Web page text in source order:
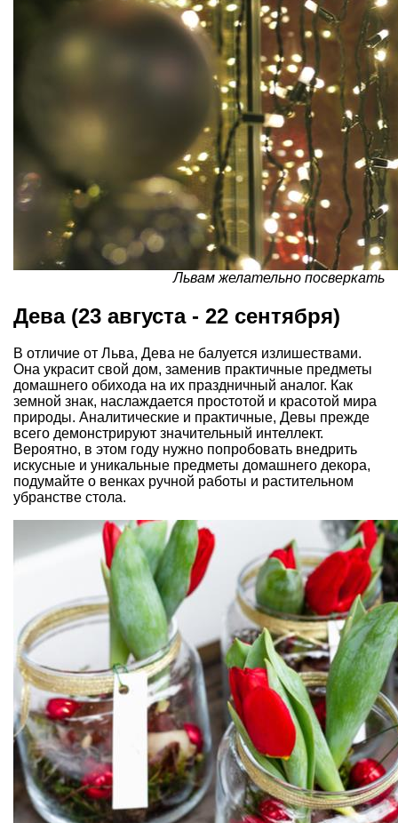
Львам желательно посверкать
Дева (23 августа - 22 сентября)
В отличие от Льва, Дева не балуется излишествами.
Она украсит свой дом, заменив практичные предметы
домашнего обихода на их праздничный аналог. Как
земной знак, наслаждается простотой и красотой мира
природы. Аналитические и практичные, Девы прежде
всего демонстрируют значительный интеллект.
Вероятно, в этом году нужно попробовать внедрить
искусные и уникальные предметы домашнего декора,
подумайте о венках ручной работы и растительном
убранстве стола.